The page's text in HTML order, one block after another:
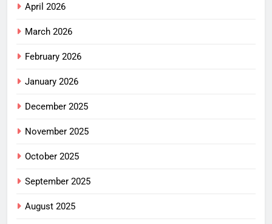
April 2026
March 2026
February 2026
January 2026
December 2025
November 2025
October 2025
September 2025
August 2025